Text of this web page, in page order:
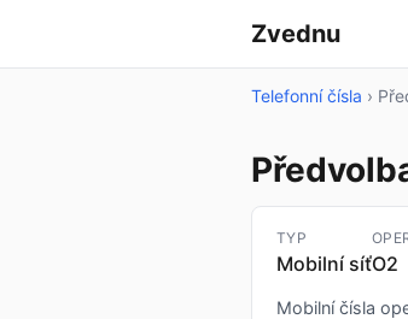
Zvednu
Telefonní čísla ›
TYP
Mobilní síťO2
Mobilní čísla